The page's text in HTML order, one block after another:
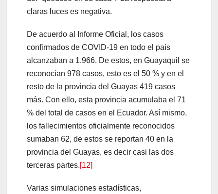
claras luces es negativa.
De acuerdo al Informe Oficial, los casos
confirmados de COVID-19 en todo el país
alcanzaban a 1.966. De estos, en Guayaquil se
reconocían 978 casos, esto es el 50 % y en el
resto de la provincia del Guayas 419 casos
más. Con ello, esta provincia acumulaba el 71
% del total de casos en el Ecuador. Así mismo,
los fallecimientos oficialmente reconocidos
sumaban 62, de estos se reportan 40 en la
provincia del Guayas, es decir casi las dos
terceras partes.[12]
Varias simulaciones estadísticas,